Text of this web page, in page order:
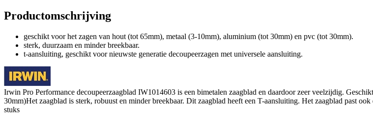
Productomschrijving
geschikt voor het zagen van hout (tot 65mm), metaal (3-10mm), aluminium (tot 30mm) en pvc (tot 30mm).
sterk, duurzaam en minder breekbaar.
t-aansluiting, geschikt voor nieuwste generatie decoupeerzagen met universele aansluiting.
Irwin Pro Performance decoupeerzaagblad IW1014603 is een bimetalen zaagblad en daardoor zeer veelzijdig.
30mm)Het zaagblad is sterk, robuust en minder breekbaar. Dit zaagblad heeft een T-aansluiting. Het zaagblad past
stuks